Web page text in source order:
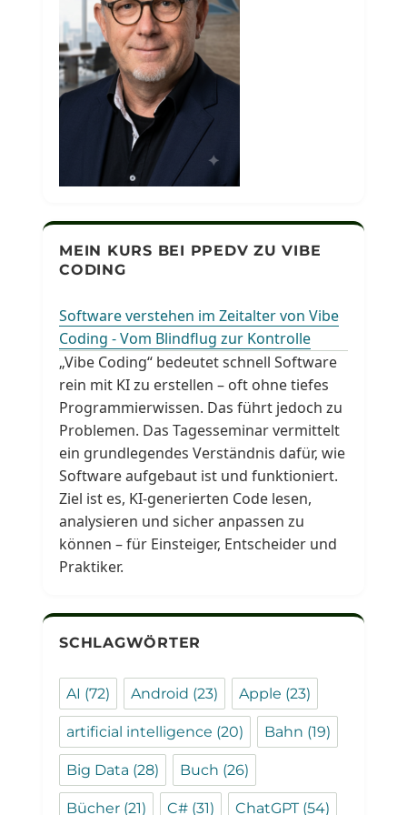
MEIN KURS BEI PPEDV ZU VIBE
CODING
Software verstehen im Zeitalter von Vibe
Coding - Vom Blindflug zur Kontrolle
„Vibe Coding“ bedeutet schnell Software
rein mit KI zu erstellen – oft ohne tiefes
Programmierwissen. Das führt jedoch zu
Problemen. Das Tagesseminar vermittelt
ein grundlegendes Verständnis dafür, wie
Software aufgebaut ist und funktioniert.
Ziel ist es, KI-generierten Code lesen,
analysieren und sicher anpassen zu
können – für Einsteiger, Entscheider und
Praktiker.
SCHLAGWÖRTER
AI (72) Android (23) Apple (23)
artificial intelligence (20) Bahn (19)
Big Data (28) Buch (26)
Bücher (21) C# (31) ChatGPT(54)